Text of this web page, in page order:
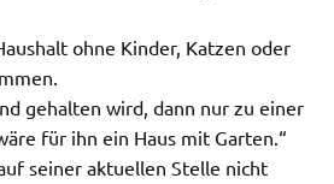
ohne Kinder, Katzen oder
gehalten wird, dann nur zu einer
für ihn ein Haus mit Garten.“
seiner aktuellen Stelle nicht